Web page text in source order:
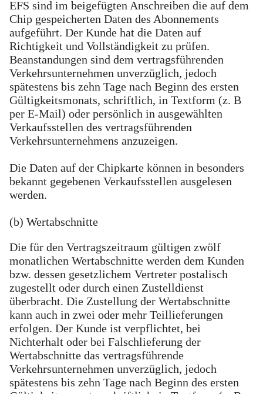
EFS sind im beigefügten Anschreiben die auf dem
Chip gespeicherten Daten des Abonnements
aufgeführt. Der Kunde hat die Daten auf
Richtigkeit und Vollständigkeit zu prüfen.
Beanstandungen sind dem vertragsführenden
Verkehrsunternehmen unverzüglich, jedoch
spätestens bis zehn Tage nach Beginn des ersten
Gültigkeitsmonats, schriftlich, in Textform (z. B
per E-Mail) oder persönlich in ausgewählten
Verkaufsstellen des vertragsführenden
Verkehrsunternehmens anzuzeigen.
Die Daten auf der Chipkarte können in besonders
bekannt gegebenen Verkaufsstellen ausgelesen
werden.
(b) Wertabschnitte
Die für den Vertragszeitraum gültigen zwölf
monatlichen Wertabschnitte werden dem Kunden
bzw. dessen gesetzlichem Vertreter postalisch
zugestellt oder durch einen Zustelldienst
überbracht. Die Zustellung der Wertabschnitte
kann auch in zwei oder mehr Teillieferungen
erfolgen. Der Kunde ist verpflichtet, bei
Nichterhalt oder bei Falschlieferung der
Wertabschnitte das vertragsführende
Verkehrsunternehmen unverzüglich, jedoch
spätestens bis zehn Tage nach Beginn des ersten